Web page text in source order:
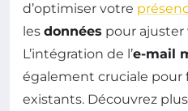
d’optimiser votre
les données pour ajuster
L’intégration de l’e-mail
également cruciale pour
existants. Découvrez